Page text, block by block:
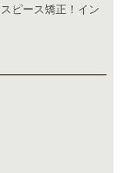
ピース矯正！イン